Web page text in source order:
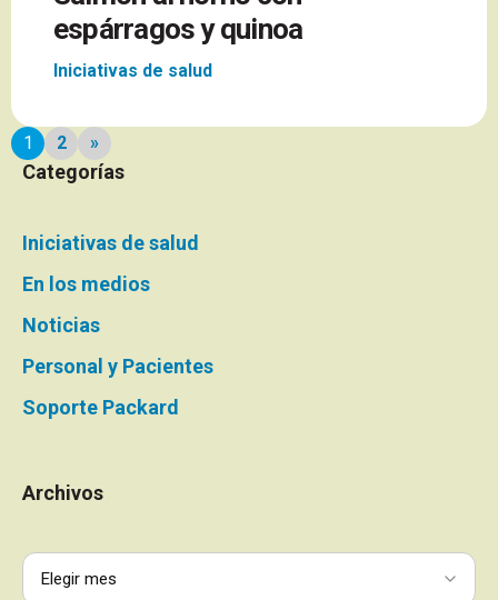
espárragos y quinoa
Iniciativas de salud
Paginación
noticias
1 2 »
Página
siguiente
Categorías
Iniciativas de salud
En los medios
Noticias
Personal y Pacientes
Soporte Packard
Archivos